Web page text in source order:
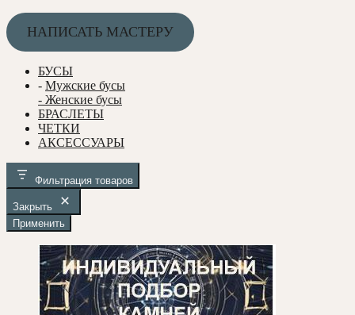
НАПИСАТЬ МАСТЕРУ
БУСЫ
- Мужские бусы
- Женские бусы
БРАСЛЕТЫ
ЧЕТКИ
АКСЕССУАРЫ
Фильтрация товаров
Закрыть
Применить